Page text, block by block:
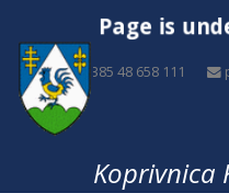
Page is
+385 48 658 111
Koprivnica